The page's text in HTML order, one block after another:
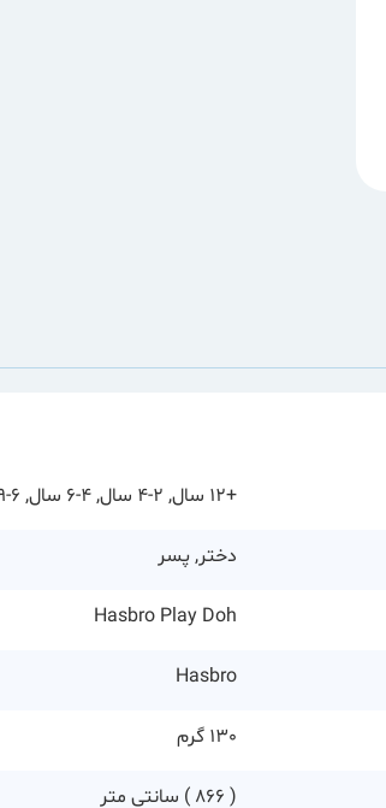
+12 سال, 2-4 سال, 4-6 سال, 6-9 سال, 9-12 سال
دختر, پسر
Hasbro Play Doh
Hasbro
130 گرم
( 6
68 ) سانتی متر